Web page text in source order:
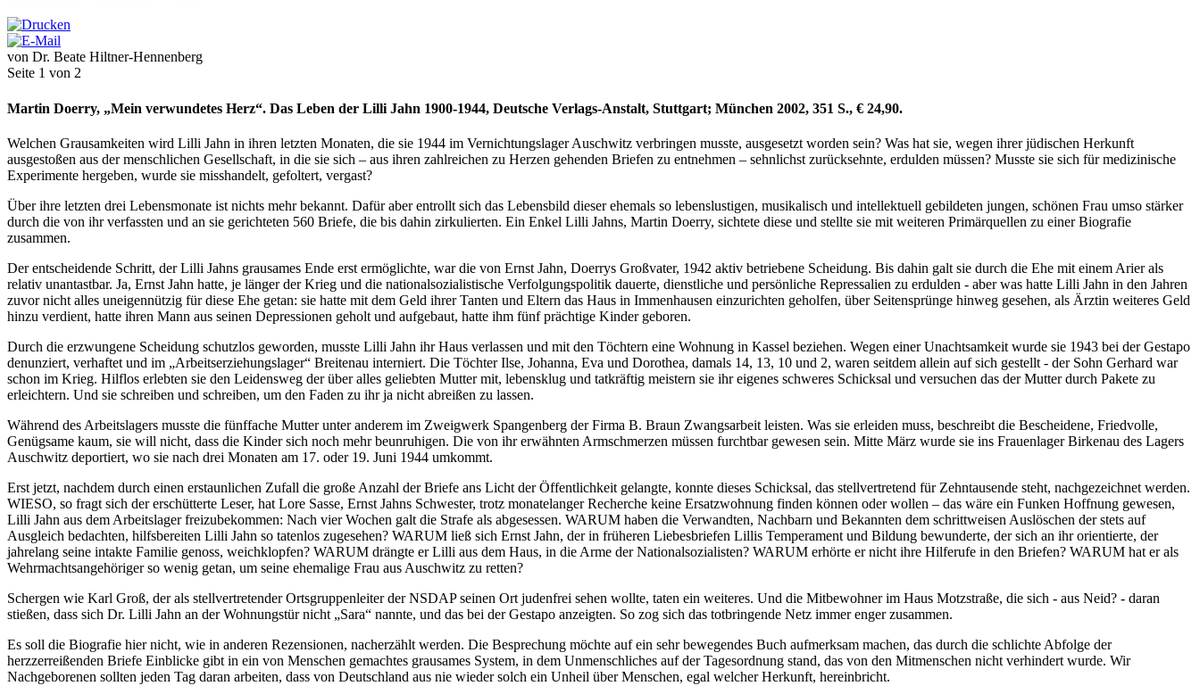
von Dr. Beate Hiltner-Hennenberg
Seite 1 von 2
Martin Doerry, „Mein verwundetes Herz“. Das Leben der Lilli Jahn 1900-1944, Deutsche Verlags-Anstalt, Stuttgart; München 2002, 351 S., € 24,90.
Welchen Grausamkeiten wird Lilli Jahn in ihren letzten Monaten, die sie 1944 im Vernichtungslager Auschwitz verbringen musste, ausgesetzt worden sein? Was hat sie, wegen ihrer jüdischen Herkunft
ausgestoßen aus der menschlichen Gesellschaft, in die sie sich – aus ihren zahlreichen zu Herzen gehenden Briefen zu entnehmen – sehnlichst zurücksehnte, erdulden müssen? Musste sie sich für medizinische
Experimente hergeben, wurde sie misshandelt, gefoltert, vergast?
Über ihre letzten drei Lebensmonate ist nichts mehr bekannt. Dafür aber entrollt sich das Lebensbild dieser ehemals so lebenslustigen, musikalisch und intellektuell gebildeten jungen, schönen Frau umso stärker
durch die von ihr verfassten und an sie gerichteten 560 Briefe, die bis dahin zirkulierten. Ein Enkel Lilli Jahns, Martin Doerry, sichtete diese und stellte sie mit weiteren Primärquellen zu einer Biografie
zusammen.
Der entscheidende Schritt, der Lilli Jahns grausames Ende erst ermöglichte, war die von Ernst Jahn, Doerrys Großvater, 1942 aktiv betriebene Scheidung. Bis dahin galt sie durch die Ehe mit einem Arier als
relativ unantastbar. Ja, Ernst Jahn hatte, je länger der Krieg und die nationalsozialistische Verfolgungspolitik dauerte, dienstliche und persönliche Repressalien zu erdulden - aber was hatte Lilli Jahn in den Jahren
zuvor nicht alles uneigennützig für diese Ehe getan: sie hatte mit dem Geld ihrer Tanten und Eltern das Haus in Immenhausen einzurichten geholfen, über Seitensprünge hinweg gesehen, als Ärztin weiteres Geld
hinzu verdient, hatte ihren Mann aus seinen Depressionen geholt und aufgebaut, hatte ihm fünf prächtige Kinder geboren.
Durch die erzwungene Scheidung schutzlos geworden, musste Lilli Jahn ihr Haus verlassen und mit den Töchtern eine Wohnung in Kassel beziehen. Wegen einer Unachtsamkeit wurde sie 1943 bei der Gestapo
denunziert, verhaftet und im „Arbeitserziehungslager“ Breitenau interniert. Die Töchter Ilse, Johanna, Eva und Dorothea, damals 14, 13, 10 und 2, waren seitdem allein auf sich gestellt - der Sohn Gerhard war
schon im Krieg. Hilflos erlebten sie den Leidensweg der über alles geliebten Mutter mit, lebensklug und tatkräftig meistern sie ihr eigenes schweres Schicksal und versuchen das der Mutter durch Pakete zu
erleichtern. Und sie schreiben und schreiben, um den Faden zu ihr ja nicht abreißen zu lassen.
Während des Arbeitslagers musste die fünffache Mutter unter anderem im Zweigwerk Spangenberg der Firma B. Braun Zwangsarbeit leisten. Was sie erleiden muss, beschreibt die Bescheidene, Friedvolle,
Genügsame kaum, sie will nicht, dass die Kinder sich noch mehr beunruhigen. Die von ihr erwähnten Armschmerzen müssen furchtbar gewesen sein. Mitte März wurde sie ins Frauenlager Birkenau des Lagers
Auschwitz deportiert, wo sie nach drei Monaten am 17. oder 19. Juni 1944 umkommt.
Erst jetzt, nachdem durch einen erstaunlichen Zufall die große Anzahl der Briefe ans Licht der Öffentlichkeit gelangte, konnte dieses Schicksal, das stellvertretend für Zehntausende steht, nachgezeichnet werden.
WIESO, so fragt sich der erschütterte Leser, hat Lore Sasse, Ernst Jahns Schwester, trotz monatelanger Recherche keine Ersatzwohnung finden können oder wollen – das wäre ein Funken Hoffnung gewesen,
Lilli Jahn aus dem Arbeitslager freizubekommen: Nach vier Wochen galt die Strafe als abgesessen. WARUM haben die Verwandten, Nachbarn und Bekannten dem schrittweisen Auslöschen der stets auf
Ausgleich bedachten, hilfsbereiten Lilli Jahn so tatenlos zugesehen? WARUM ließ sich Ernst Jahn, der in früheren Liebesbriefen Lillis Temperament und Bildung bewunderte, der sich an ihr orientierte, der
jahrelang seine intakte Familie genoss, weichklopfen? WARUM drängte er Lilli aus dem Haus, in die Arme der Nationalsozialisten? WARUM erhörte er nicht ihre Hilferufe in den Briefen? WARUM hat er als
Wehrmachtsangehöriger so wenig getan, um seine ehemalige Frau aus Auschwitz zu retten?
Schergen wie Karl Groß, der als stellvertretender Ortsgruppenleiter der NSDAP seinen Ort judenfrei sehen wollte, taten ein weiteres. Und die Mitbewohner im Haus Motzstraße, die sich - aus Neid? - daran
stießen, dass sich Dr. Lilli Jahn an der Wohnungstür nicht „Sara“ nannte, und das bei der Gestapo anzeigten. So zog sich das totbringende Netz immer enger zusammen.
Es soll die Biografie hier nicht, wie in anderen Rezensionen, nacherzählt werden. Die Besprechung möchte auf ein sehr bewegendes Buch aufmerksam machen, das durch die schlichte Abfolge der
herzzerreißenden Briefe Einblicke gibt in ein von Menschen gemachtes grausames System, in dem Unmenschliches auf der Tagesordnung stand, das von den Mitmenschen nicht verhindert wurde. Wir
Nachgeborenen sollten jeden Tag daran arbeiten, dass von Deutschland aus nie wieder solch ein Unheil über Menschen, egal welcher Herkunft, hereinbricht.